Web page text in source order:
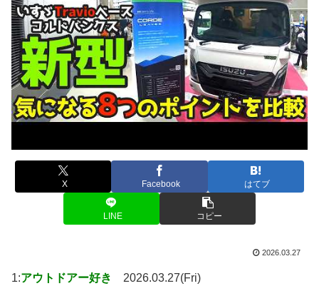
X Facebook はてブ
LINE コピー
2026.03.27
1:アウトドアー好き 2026.03.27(Fri)